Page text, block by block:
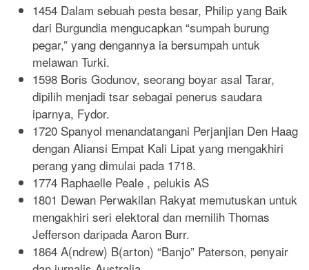
1454 Dalam sebuah pesta besar, Philip yang Baik
dari Burgundia mengucapkan “sumpah burung
pegar,” yang dengannya ia bersumpah untuk
melawan Turki.
1598 Boris Godunov, seorang boyar asal Tarar,
dipilih menjadi tsar sebagai penerus saudara
iparnya, Fydor.
1720 Spanyol menandatangani Perjanjian Den Haag
dengan Aliansi Empat Kali Lipat yang mengakhiri
perang yang dimulai pada 1718.
1774 Raphaelle Peale , pelukis AS
1801 Dewan Perwakilan Rakyat memutuskan untuk
mengakhiri seri elektoral dan memilih Thomas
Jefferson daripada Aaron Burr.
1864 A(ndrew) B(arton) “Banjo” Paterson, penyair